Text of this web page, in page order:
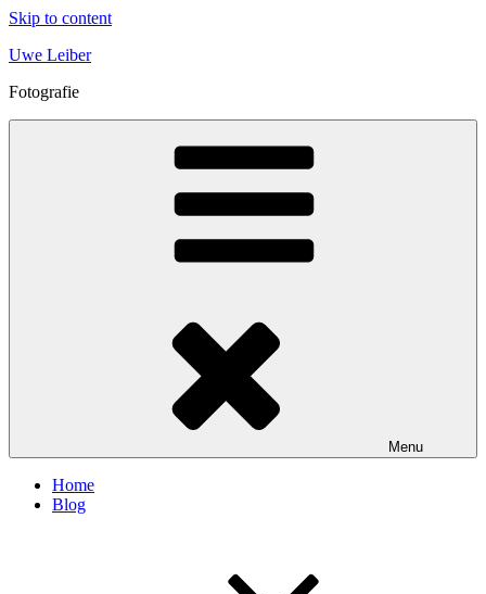
Skip to content
Uwe Leiber
Fotografie
Menu
Home
Blog